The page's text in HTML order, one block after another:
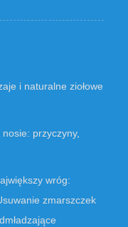
i naturalne ziołowe
przyczyny,
wróg:
zmarszczek